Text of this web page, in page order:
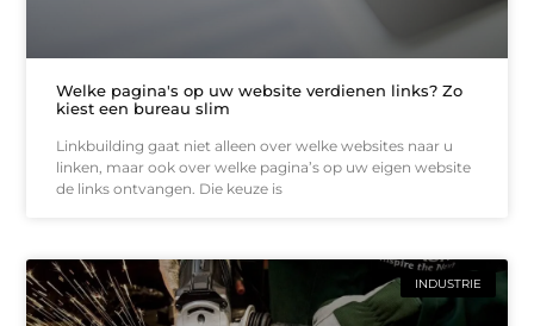
Welke pagina's op uw website verdienen links? Zo
kiest een bureau slim
Linkbuilding gaat niet alleen over welke websites naar u
linken, maar ook over welke pagina’s op uw eigen website
de links ontvangen. Die keuze is
INDUSTRIE